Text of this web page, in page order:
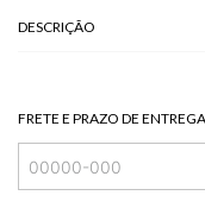
DESCRIÇÃO
90% POLIESTER + 10%
FRETE E PRAZO DE ENTREGA